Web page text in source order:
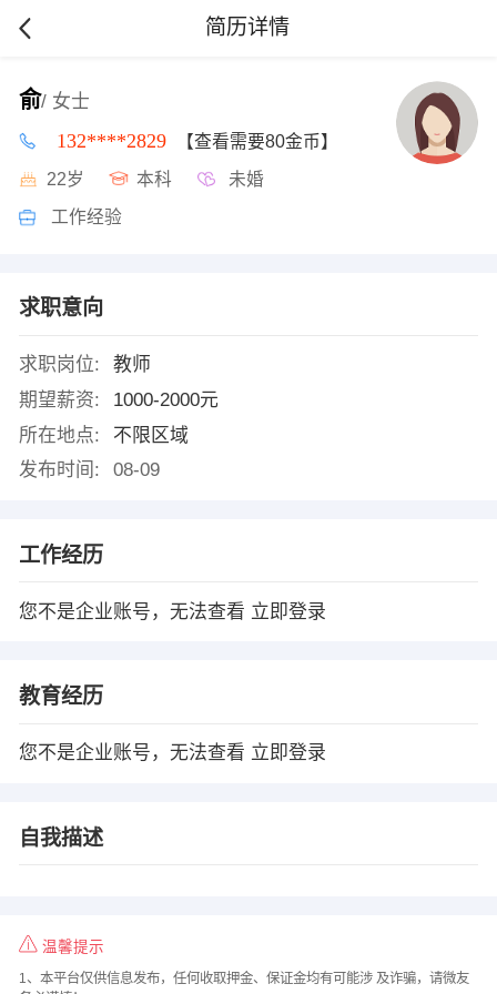
简历详情
俞/ 女士
132****2829 【查看需要80金币】
22岁 本科 未婚
工作经验
求职意向
求职岗位:
教师
期望薪资:
1000-2000元
所在地点:
不限区域
发布时间:
08-09
工作经历
您不是企业账号，无法查看 立即登录
教育经历
您不是企业账号，无法查看 立即登录
自我描述
温馨提示
1、本平台仅供信息发布，任何收取押金、保证金均有可能涉 及诈骗，请微友